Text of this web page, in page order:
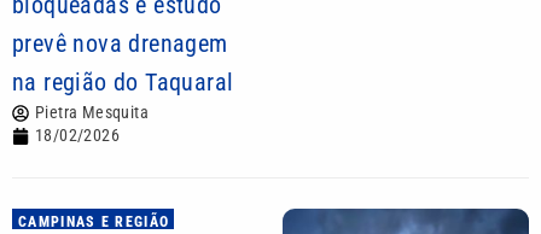
prevê nova drenagem
na região do Taquaral
Pietra Mesquita
18/02/2026
CAMPINAS E REGIÃO